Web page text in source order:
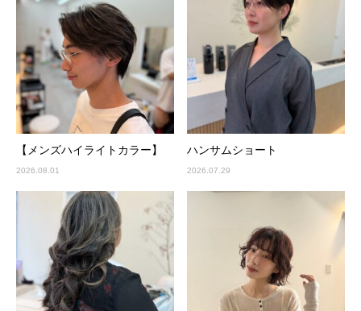
【メンズハイライトカラー】
2026.08.01
ハンサムショート
2026.07.29